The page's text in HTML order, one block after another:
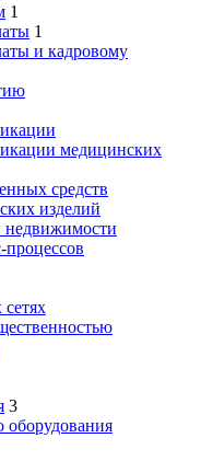
1
1
и кадровому
медицинских
средств
изделий
недвижимости
процессов
3
оборудования